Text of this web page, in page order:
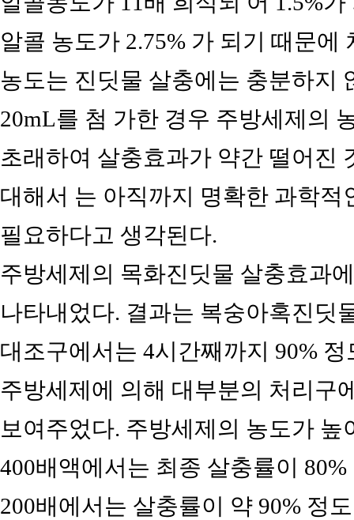
알콜 농도가 2.75% 가 되기 때문에
농도는 진딧물 살충에는 충분하지
20mL를 첨 가한 경우 주방세제의
초래하여 살충효과가 약간 떨어진
대해서 는 아직까지 명확한 과학
필요하다고 생각된다.
주방세제의 목화진딧물 살충효과
나타내었다. 결과는 복숭아혹진딧
대조구에서는 4시간째까지 90%
주방세제에 의해 대부분의 처리구
보여주었다. 주방세제의 농도가
400배액에서는 최종 살충률이
200배에서는 살충률이 약 90% 정